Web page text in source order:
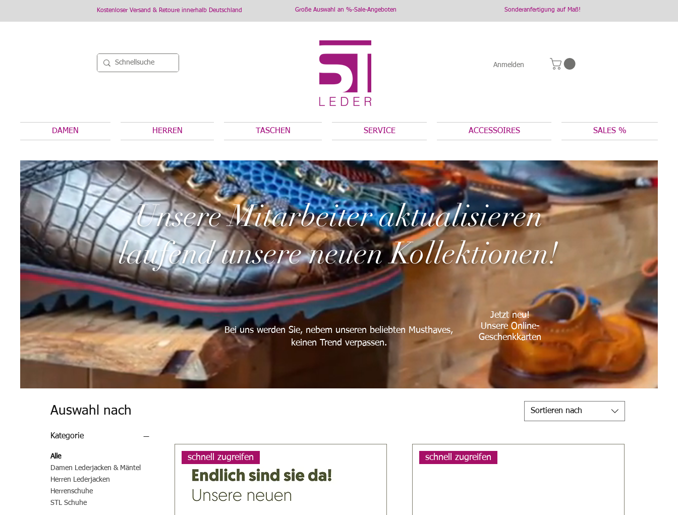
Kostenloser Versand & Retoure innerhalb Deutschland Große Auswahl an %-Sale-Angeboten Sonderanfertigung auf Maß!
Anmelden
DAMEN HERREN TASCHEN SERVICE ACCESSOIRES SALES %
Unsere Mitarbeiter aktualisieren
laufend unsere neuen Kollektionen!
Bei uns werden Sie, nebem unseren beliebten Musthaves,
keinen Trend verpassen.
Jetzt neu!
Unsere Online-
Geschenkkarten
Auswahl nach
Kategorie
Alle
Damen Lederjacken & Mäntel
Herren Lederjacken
Herrenschuhe
STL Schuhe
Sortieren nach
schnell zugreifen schnell zugreifen